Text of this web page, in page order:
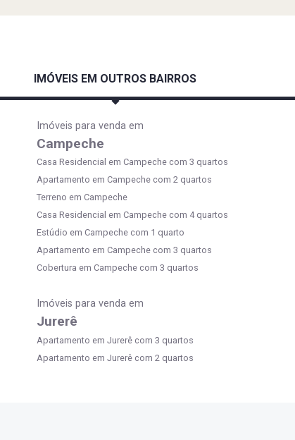
IMÓVEIS EM OUTROS BAIRROS
Imóveis para venda em
Campeche
Casa Residencial em Campeche com 3 quartos
Apartamento em Campeche com 2 quartos
Terreno em Campeche
Casa Residencial em Campeche com 4 quartos
Estúdio em Campeche com 1 quarto
Apartamento em Campeche com 3 quartos
Cobertura em Campeche com 3 quartos
Imóveis para venda em
Jurerê
Apartamento em Jurerê com 3 quartos
Apartamento em Jurerê com 2 quartos